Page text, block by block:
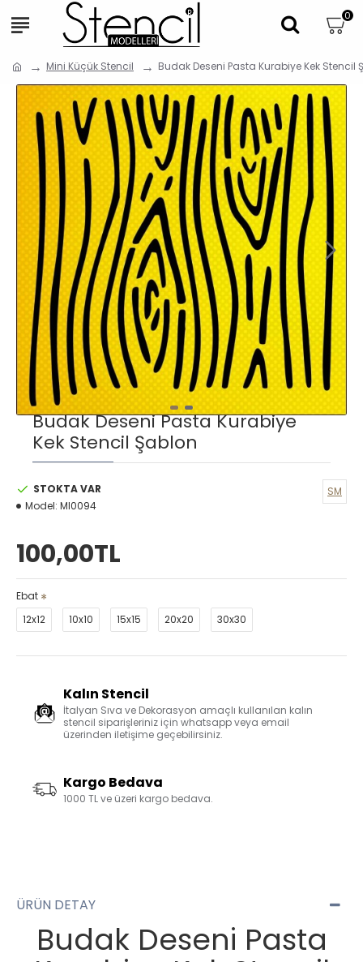
0
Mini Küçük Stencil Budak Deseni Pasta Kurabiye Kek Stencil
Budak Deseni Pasta Kurabiye
Kek Stencil Şablon
STOKTA VAR
Model: MI0094
SM
100,00TL
Ebat
12x12
10x10 15x15 20x20 30x30
Kalın Stencil
İtalyan Sıva ve Dekorasyon amaçlı kullanılan kalın
stencil siparişleriniz için whatsapp veya email
üzerinden iletişime geçebilirsiniz.
Kargo Bedava
1000 TL ve üzeri kargo bedava.
ÜRÜN DETAY
Budak Deseni Pasta